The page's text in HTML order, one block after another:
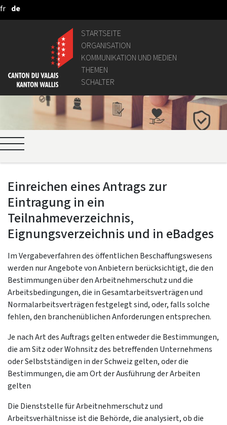
Zum Hauptinhalt springen
fr de
STARTSEITE
ORGANISATION
KOMMUNIKATION UND MEDIEN
THEMEN
SCHALTER
Einreichen eines Antrags zur
Eintragung in ein
Teilnahmeverzeichnis,
Eignungsverzeichnis und in eBadges
Im Vergabeverfahren des öffentlichen Beschaffungswesens
werden nur Angebote von Anbietern berücksichtigt, die den
Bestimmungen über den Arbeitnehmerschutz und die
Arbeitsbedingungen, die in Gesamtarbeitsverträgen und
Normalarbeitsverträgen festgelegt sind, oder, falls solche
fehlen, den branchenüblichen Anforderungen entsprechen.
Je nach Art des Auftrags gelten entweder die Bestimmungen,
die am Sitz oder Wohnsitz des betreffenden Unternehmens
oder Selbstständigen in der Schweiz gelten, oder die
Bestimmungen, die am Ort der Ausführung der Arbeiten
gelten
Die Dienststelle für Arbeitnehmerschutz und
Arbeitsverhältnisse ist die Behörde, die analysiert, ob die